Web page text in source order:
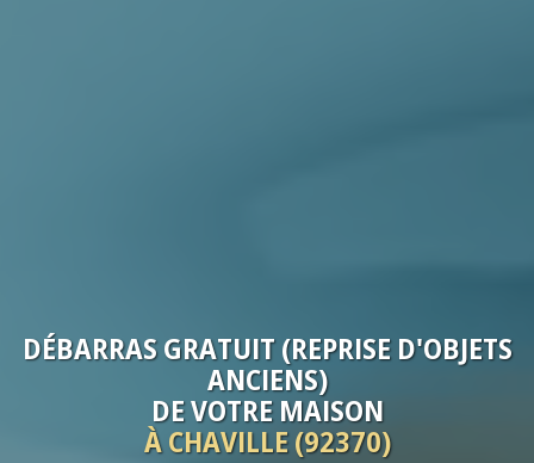
DÉBARRASGRATUIT (REPRISE D'OBJETS
ANCIENS)
DE VOTREMAISON
À CHAVILLE (92370)